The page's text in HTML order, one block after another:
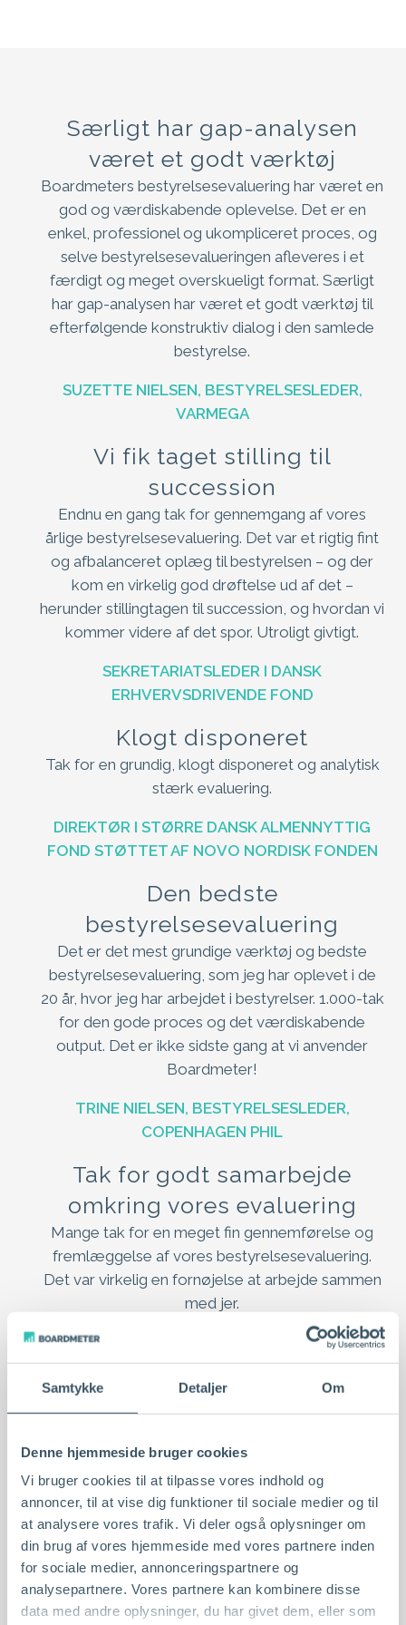
Samtykke Detaljer Om
Denne hjemmeside bruger cookies
Vi bruger cookies til at tilpasse vores indhold og
annoncer, til at vise dig funktioner til sociale medier og til
at analysere vores trafik. Vi deler også oplysninger om
din brug af vores hjemmeside med vores partnere inden
for sociale medier, annonceringspartnere og
analysepartnere. Vores partnere kan kombinere disse
data med andre oplysninger, du har givet dem, eller som
Særligt har gap-analysen
været et godt værktøj
Boardmeters bestyrelsesevaluering har været en
god og værdiskabende oplevelse. Det er en
enkel, professionel og ukompliceret proces, og
selve bestyrelsesevalueringen afleveres i et
færdigt og meget overskueligt format. Særligt
har gap-analysen har været et godt værktøj til
efterfølgende konstruktiv dialog i den samlede
bestyrelse.
SUZETTE NIELSEN, BESTYRELSESLEDER,
VARMEGA
Vi fik taget stilling til
succession
Endnu en gang tak for gennemgang af vores
årlige bestyrelsesevaluering. Det var et rigtig fint
og afbalanceret oplæg til bestyrelsen – og der
kom en virkelig god drøftelse ud af det –
herunder stillingtagen til succession, og hvordan vi
kommer videre af det spor. Utroligt givtigt.
SEKRETARIATSLEDER I DANSK
ERHVERVSDRIVENDE FOND
Klogt disponeret
Tak for en grundig, klogt disponeret og analytisk
stærk evaluering.
DIREKTØR I STØRRE DANSK ALMENNYTTIG
FOND STØTTET AF NOVO NORDISK FONDEN
Den bedste
bestyrelsesevaluering
Det er det mest grundige værktøj og bedste
bestyrelsesevaluering, som jeg har oplevet i de
20 år, hvor jeg har arbejdet i bestyrelser. 1.000-tak
for den gode proces og det værdiskabende
output. Det er ikke sidste gang at vi anvender
Boardmeter!
TRINE NIELSEN, BESTYRELSESLEDER,
COPENHAGEN PHIL
Tak for godt samarbejde
omkring vores evaluering
Mange tak for en meget fin gennemførelse og
fremlæggelse af vores bestyrelsesevaluering.
Det var virkelig en fornøjelse at arbejde sammen
med jer.
BESTYRELSESFORMAND I STOR DANSK
ERHVERVSDRIVENDE FOND
Et effektivt værktøj til bedre
Boardmeters løsning til bestyrelsesevalueringer
virker rigtig godt for os. Det er en enkel proces,
og vi får et godt og anvendeligt udbytte af årligt
at gennemføre evalueringer i bestyrelserne i
både Lægernes Pension og Lægernes Bank
BESTYRELSESFORMAND I LÆGERNES